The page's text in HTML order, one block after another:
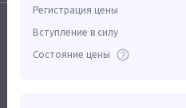
Регистрация цены
Вступление в силу
Состояние цены